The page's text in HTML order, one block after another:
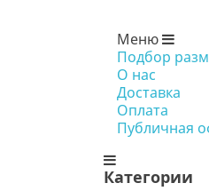
Меню
Подбор
О нас
Доставка
Оплата
Публичная
Категории